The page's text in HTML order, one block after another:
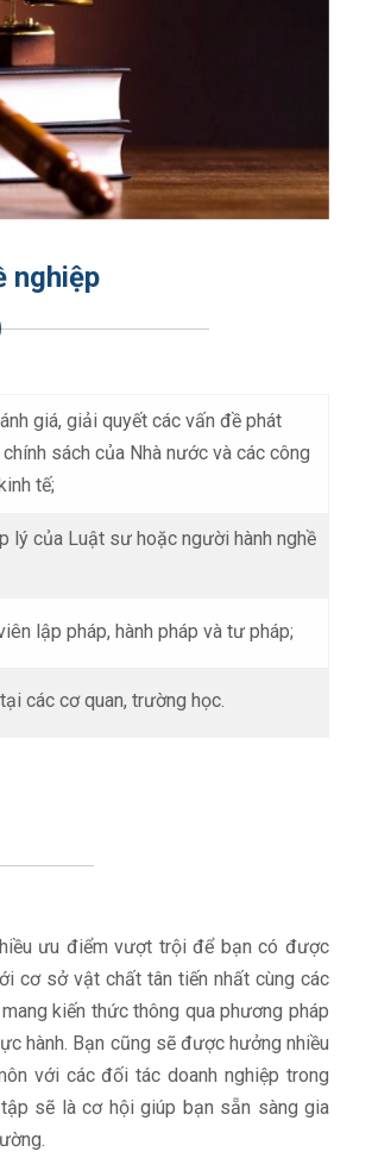
nghiệp
giá, giải quyết các vấn đề phát
sách của Nhà nước và các công
tế;
lý của Luật sư hoặc người hành nghề
lập pháp, hành pháp và tư pháp;
các cơ quan, trường học.
ưu điểm vượt trội để bạn có được
cơ sở vật chất tân tiến nhất cùng các
kiến thức thông qua phương pháp
hành. Bạn cũng sẽ được hưởng nhiều
với các đối tác doanh nghiệp trong
sẽ là cơ hội giúp bạn sẵn sàng gia